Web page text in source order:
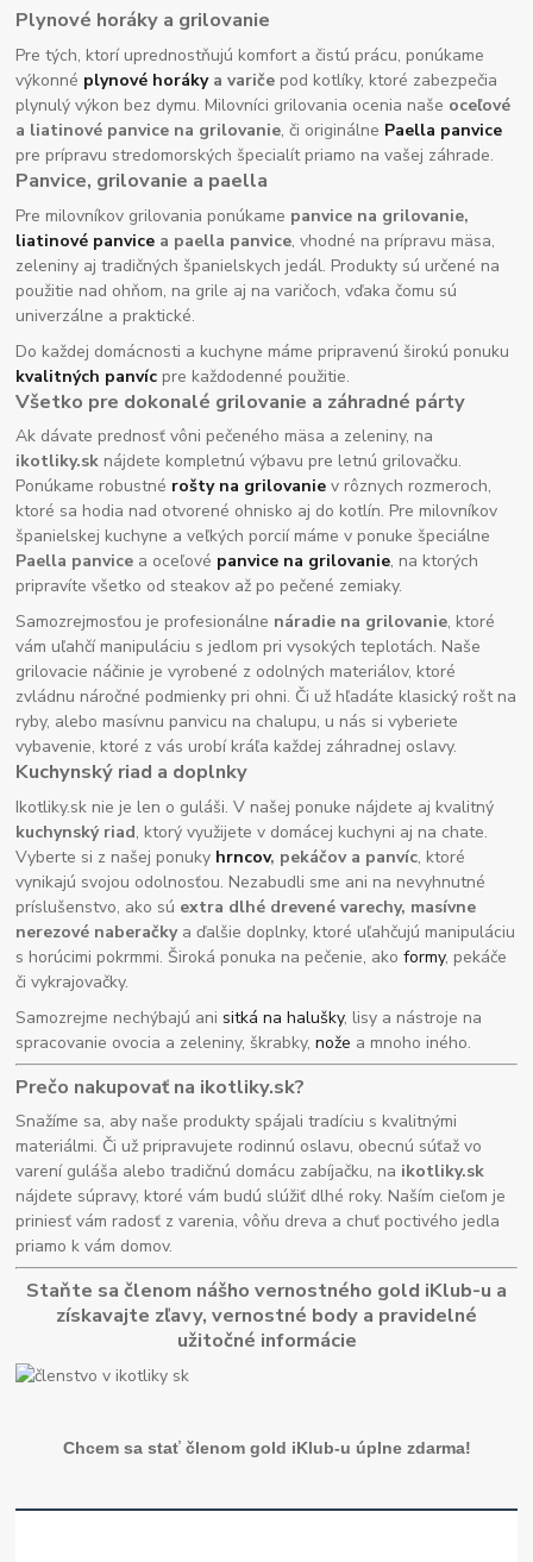
Plynové horáky a grilovanie
Pre tých, ktorí uprednostňujú komfort a čistú prácu, ponúkame
výkonné plynové horákya variče pod kotlíky, ktoré zabezpečia
plynulý výkon bez dymu. Milovníci grilovania ocenia naše oceľové
a liatinové panvice na grilovanie, či originálne Paella panvice
pre prípravu stredomorských špecialít priamo na vašej záhrade.
Panvice, grilovanie a paella
Pre milovníkov grilovania ponúkame panvice na grilovanie,
liatinové panvice a paella panvice, vhodné na prípravu mäsa,
zeleniny aj tradičných španielskych jedál. Produkty sú určené na
použitie nad ohňom, na grile aj na varičoch, vďaka čomu sú
univerzálne a praktické.
Do každej domácnosti a kuchyne máme pripravenú širokú ponuku
kvalitných panvíc pre každodenné použitie.
Všetko pre dokonalé grilovanie a záhradné párty
Ak dávate prednosť vôni pečeného mäsa a zeleniny, na
ikotliky.sk nájdete kompletnú výbavu pre letnú grilovačku.
Ponúkame robustné rošty na grilovanie v rôznych rozmeroch,
ktoré sa hodia nad otvorené ohnisko aj do kotlín. Pre milovníkov
španielskej kuchyne a veľkých porcií máme v ponuke špeciálne
Paella panvice a oceľové panvice na grilovanie, na ktorých
pripravíte všetko od steakov až po pečené zemiaky.
Samozrejmosťou je profesionálne náradie na grilovanie, ktoré
vám uľahčí manipuláciu s jedlom pri vysokých teplotách. Naše
grilovacie náčinie je vyrobené z odolných materiálov, ktoré
zvládnu náročné podmienky pri ohni. Či už hľadáte klasický rošt na
ryby, alebo masívnu panvicu na chalupu, u nás si vyberiete
vybavenie, ktoré z vás urobí kráľa každej záhradnej oslavy.
Kuchynský riad a doplnky
Ikotliky.sk nie je len o guláši. V našej ponuke nájdete aj kvalitný
kuchynský riad, ktorý využijete v domácej kuchyni aj na chate.
Vyberte si z našej ponuky hrncov, pekáčov a panvíc, ktoré
vynikajú svojou odolnosťou. Nezabudli sme ani na nevyhnutné
príslušenstvo, ako sú extra dlhé drevené varechy, masívne
nerezové naberačkya ďalšie doplnky, ktoré uľahčujú manipuláciu
s horúcimi pokrmmi. Široká ponuka na pečenie, akoformy, pekáče
či vykrajovačky.
Samozrejme nechýbajú anisitká na halušky, lisy a nástroje na
spracovanie ovocia a zeleniny, škrabky,nože a mnoho iného.
Prečo nakupovať na ikotliky.sk?
Snažíme sa, aby naše produkty spájali tradíciu s kvalitnými
materiálmi. Či už pripravujete rodinnú oslavu, obecnú súťaž vo
varení guláša alebo tradičnú domácu zabíjačku, na ikotliky.sk
nájdete súpravy, ktoré vám budú slúžiť dlhé roky. Naším cieľom je
priniesť vám radosť z varenia, vôňu dreva a chuť poctivého jedla
priamo k vám domov.
Staňte sa členom nášho vernostného gold iKlub-u a
získavajte zľavy, vernostné body a pravidelné
užitočné informácie
Chcem sa stať členom gold iKlub-u úplne zdarma!